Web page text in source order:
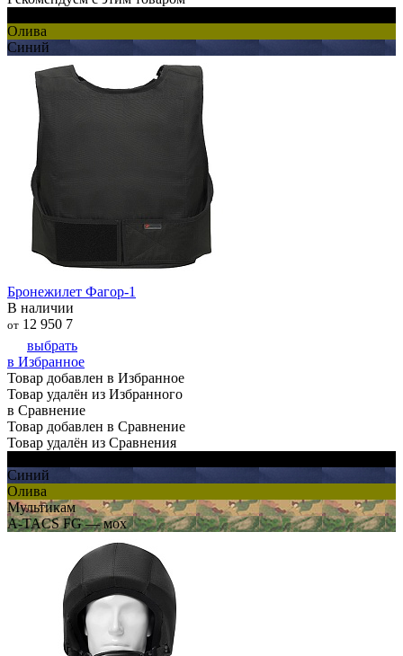
Олива
Синий
Бронежилет Фагор-1
В наличии
от 12 950 7
выбрать
в Избранное
Товар добавлен в Избранное
Товар удалён из Избранного
в Сравнение
Товар добавлен в Сравнение
Товар удалён из Сравнения
Синий
Олива
Мультикам
A-TACS FG — мох